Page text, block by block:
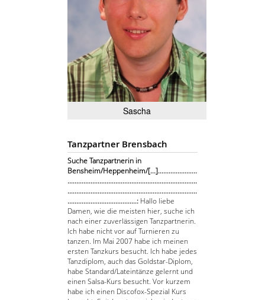
Sascha
Tanzpartner Brensbach
Suche Tanzpartnerin in
Bensheim/Heppenheim/[...]......................
.........................................................................
.........................................................................
.......................................: Hallo liebe
Damen, wie die meisten hier, suche ich
nach einer zuverlässigen Tanzpartnerin.
Ich habe nicht vor auf Turnieren zu
tanzen. Im Mai 2007 habe ich meinen
ersten Tanzkurs besucht. Ich habe jedes
Tanzdiplom, auch das Goldstar-Diplom,
habe Standard/Lateintänze gelernt und
einen Salsa-Kurs besucht. Vor kurzem
habe ich einen Discofox-Spezial Kurs